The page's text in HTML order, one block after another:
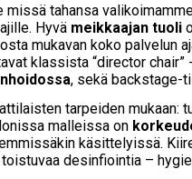
missä tahansa
Hyvä meikkaajan tuoli
mukavan koko palvelun
klassista “director
, sekä backstage-
tarpeiden mukaan:
malleissa on
käsittelyissä.
desinfiointia –